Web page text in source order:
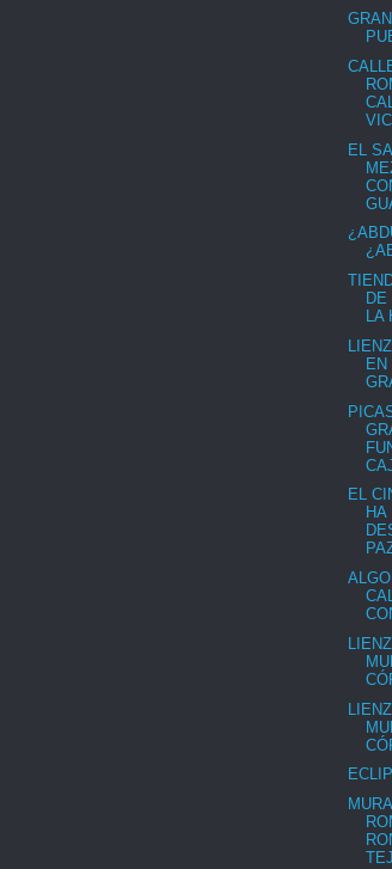
EL
LA
EN
EL
HA